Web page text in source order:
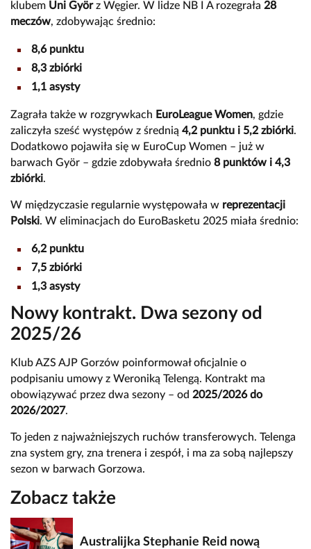
klubem Uni Györz Węgier. W lidze NB I A rozegrała 28
meczów, zdobywając średnio:
8,6 punktu
8,3 zbiórki
1,1 asysty
Zagrała także w rozgrywkach EuroLeague Women, gdzie
zaliczyła sześć występów z średnią 4,2 punktu i 5,2 zbiórki.
Dodatkowo pojawiła się w EuroCup Women – już w
barwach Györ – gdzie zdobywała średnio 8 punktów i 4,3
zbiórki.
W międzyczasie regularnie występowała w reprezentacji
Polski. W eliminacjach do EuroBasketu 2025 miała średnio:
6,2 punktu
7,5 zbiórki
1,3 asysty
Nowy kontrakt. Dwa sezony od
2025/26
Klub AZS AJP Gorzów poinformował oficjalnie o
podpisaniu umowy z Weroniką Telengą. Kontrakt ma
obowiązywać przez dwa sezony – od 2025/2026 do
2026/2027.
To jeden z najważniejszych ruchów transferowych. Telenga
zna system gry, zna trenera i zespół, i ma za sobą najlepszy
sezon w barwach Gorzowa.
Zobacz także
Australijka Stephanie Reid nową